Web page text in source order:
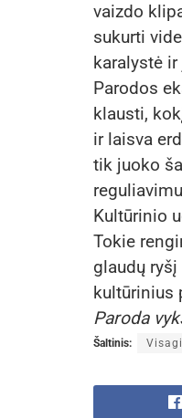
vaizdo
sukurti
karalystė
Parodos
klausti,
ir laisva
tik juoko
Kultūrinio
Tokie
glaudų
kultūrinius
Paroda
Šaltinis: